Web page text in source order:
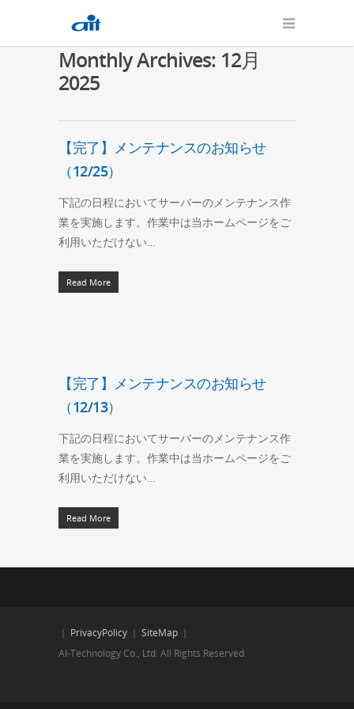
Monthly Archives: 12月
2025
【完了】メンテナンスのお知らせ
（12/25）
下記の日程においてサーバーのメンテナンス作
業を実施します。作業中は当ホームページをご
利用いただけない…
Read More
【完了】メンテナンスのお知らせ
（12/13）
下記の日程においてサーバーのメンテナンス作
業を実施します。作業中は当ホームページをご
利用いただけない…
Read More
｜ PrivacyPolicy ｜ SiteMap ｜
AI-Technology Co., Ltd. All Rights Reserved.